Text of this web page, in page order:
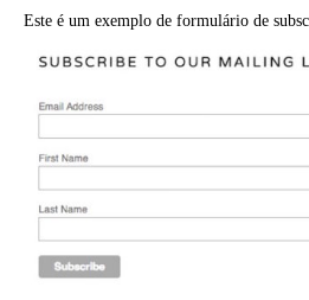
Este é um exemplo de formulário de